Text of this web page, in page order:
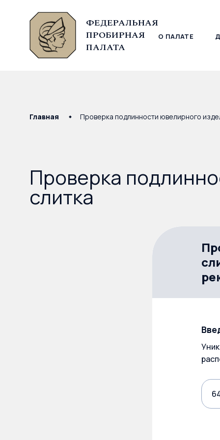
ФЕДЕРАЛЬНАЯ
ПРОБИРНАЯ
ПАЛАТА
О ПАЛАТЕ
© Федеральная пробирная палата, 2026
Главная Проверка подлинности ювелирного
Проверка
слитка